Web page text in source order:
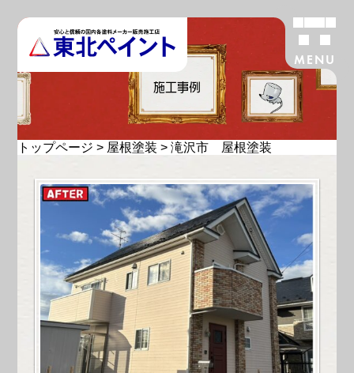
MENU
施工事例
トップページ > 屋根塗装 >滝沢市 屋根塗装